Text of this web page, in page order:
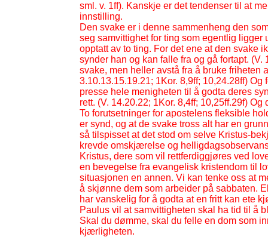
sml. v. 1ff). Kanskje er det tendenser til at
innstilling.
Den svake er i denne sammenheng den
seg samvittighet for ting som egentlig ligger
opptatt av to ting. For det ene at den svake
synder han og kan falle fra og gå fortapt.
svake, men heller avstå fra å bruke friheten
3.10.13.15.19.21; 1Kor. 8,9ff; 10,24.28ff)
presse hele menigheten til å godta deres
rett. (V. 14.20.22; 1Kor. 8,4ff; 10,25ff.29f)
To forutsetninger for apostelens fleksible
er synd, og at de svake tross alt har en
så tilspisset at det stod om selve Kristus-
krevde omskjærelse og
Kristus, dere som vil rettferdiggjøres ved
en bevegelse fra evangelisk kristendom til
situasjonen en annen. Vi kan tenke oss at
å skjønne dem som arbeider på sabbaten.
har vanskelig for å godta at en fritt kan ete
Paulus vil at samvittigheten skal ha tid til å
Skal du dømme, skal du felle en dom som
kjærligheten.